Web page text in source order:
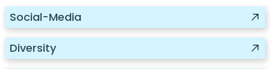
Social-Media
Diversity